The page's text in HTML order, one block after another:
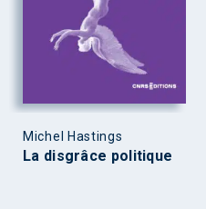
Michel Hastings
La disgrâce politique